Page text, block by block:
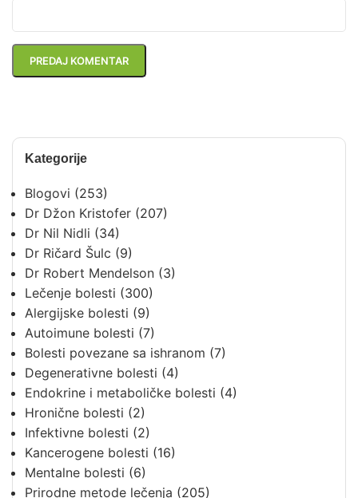
Kategorije
Blogovi (253)
Dr Džon Kristofer (207)
Dr Nil Nidli (34)
Dr Ričard Šulc (9)
Dr Robert Mendelson (3)
Lečenje bolesti (300)
Alergijske bolesti (9)
Autoimune bolesti (7)
Bolesti povezane sa ishranom (7)
Degenerativne bolesti (4)
Endokrine i metaboličke bolesti (4)
Hronične bolesti (2)
Infektivne bolesti (2)
Kancerogene bolesti (16)
Mentalne bolesti (6)
Prirodne metode lečenja (205)